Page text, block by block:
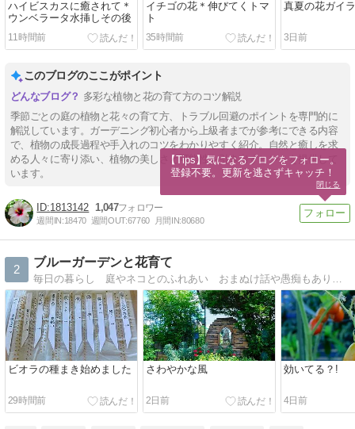
ハイビスカスに癒されて＊
ウンベラータ水挿しその後
11時間前
イチゴの花＊伸びてくトマ
ト
35時間前
真夏の花ガイ
3日前
このブログのここがポイント
多彩な植物と花の育て方のコツ解説
季節ごとの庭の植物と花々の育て方、トラブル回避のポイントを専門的に
解説しています。ガーデニング初心者から上級者までが参考にできる内容
で、植物の成長過程や手入れのコツをわかりやすく紹介。自然と癒しを求
める人々に寄り添い、植物の美しさと可能性を引き出すヒントを提供して
います。
1813142 1,047
週間IN:18470 週間OUT:67760 月間IN:80680
2
ブルーガーデンと花育て
毎日の暮らし 庭やネコとのふれあい おまぬけ話や愚痴もあり 訪問して下さる方も井戸端会議に参加するようにお気軽にコメント下さるとうれしいです。
ビオラの種まき始めました
29時間前
さわやかな風
2日前
効いてる？!
4日前
【Tips】気になるブログをフォロー。
登録不要。更新を逃さずキャッチ！
閉じる